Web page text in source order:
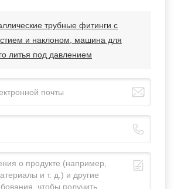
трубные фитинги с
и наклоном, машина для
литья под давлением